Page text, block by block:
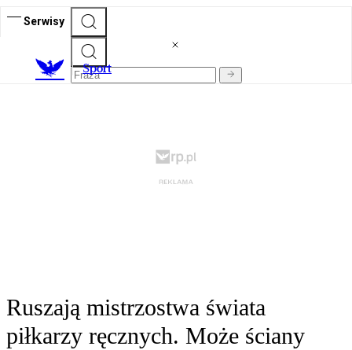
Serwisy
Sport
Ruszają mistrzostwa świata
piłkarzy ręcznych. Może ściany